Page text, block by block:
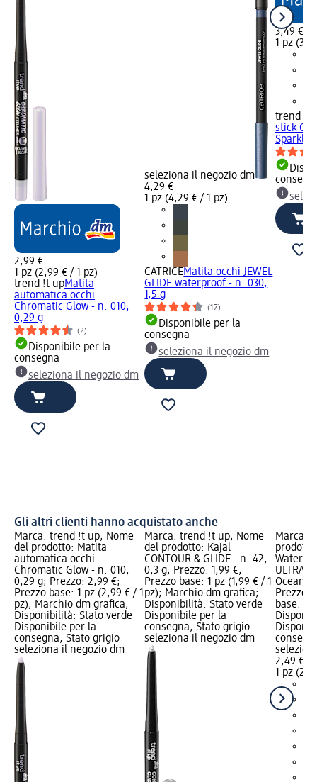
2,99 €
1 pz (2,99 € / 1 pz)
trend !t upMatita
automatica occhi
Chromatic Glow - n. 010,
0,29 g
(2)
Disponibile per la
consegna
seleziona il negozio dm
seleziona il negozio dm
4,29 €
1 pz (4,29 € / 1 pz)
CATRICEMatita occhi JEWEL
GLIDE waterproof - n. 030,
1,5 g
(17)
Disponibile per la
consegna
seleziona il negozio dm
3,49 €
1 pz
trend !t
stick
Gli altri clienti hanno acquistato anche
Marca: trend !t up; Nome
del prodotto: Matita
automatica occhi
Chromatic Glow - n. 010,
0,29 g; Prezzo: 2,99 €;
Prezzo base: 1 pz (2,99 € / 1
pz); Marchio dm grafica;
Disponibilità: Stato verde
Disponibile per la
consegna, Stato grigio
seleziona il negozio dm
Marca: trend !t up; Nome
del prodotto: Kajal
CONTOUR & GLIDE - n. 42,
0,3 g; Prezzo: 1,99 €;
Prezzo base: 1 pz (1,99 € / 1
pz); Marchio dm grafica;
Disponibilità: Stato verde
Disponibile per la
consegna, Stato grigio
seleziona il negozio dm
Marca:
ULTRA
Ocean
Prezzo:
base: 1
2,49 €
1 pz